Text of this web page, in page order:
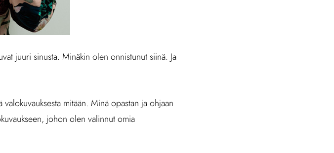
juuri sinusta. Minäkin olen onnistunut siinä. Ja
mitään. Minä opastan ja ohjaan
johon olen valinnut omia